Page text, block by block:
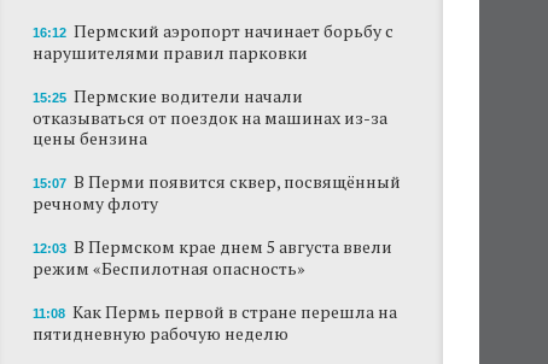
Ресторан коми-пермяцкой кухни TÖB
откроется осенью в Перми
АНАЛИЗ СИТУАЦИИ
Эксперт объяснила резкий рост числа ИП на
ресторанном рынке Перми
16:12 Пермский аэропорт начинает борьбу с
нарушителями правил парковки
15:25 Пермские водители начали
отказываться от поездок на машинах из-за
цены бензина
15:07 В Перми появится сквер, посвящённый
речному флоту
12:03 В Пермском крае днем 5 августа ввели
режим «Беспилотная опасность»
11:08 Как Пермь первой в стране перешла на
пятидневную рабочую неделю